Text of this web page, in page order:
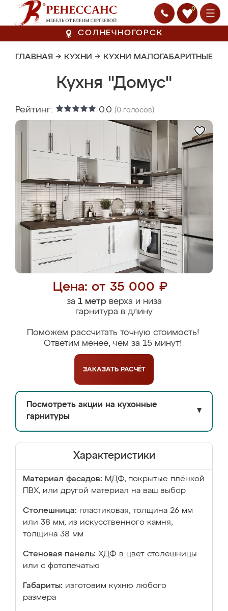
0
СОЛНЕЧНОГОРСК
ГЛАВНАЯ → КУХНИ → КУХНИ МАЛОГАБАРИТНЫЕ
Кухня "Домус"
Рейтинг: 0.0 (0 голосов)
Цена: от 35 000 ₽
за 1 метрверха и низа
гарнитура в длину
Поможем рассчитать точную стоимость!
Ответим менее, чем за 15 минут!
ЗАКАЗАТЬ РАСЧЁТ
Посмотреть акции на кухонные
гарнитуры
▼
Характеристики
Материал фасадов: МДФ, покрытые плёнкой
ПВХ, или другой материал на ваш выбор
Столешница: пластиковая, толщина 26 мм
или 38 мм; из искусственного камня,
толщина 38 мм
Стеновая панель: ХДФ в цвет столешницы
или с фотопечатью
Габариты: изготовим кухню любого
размера